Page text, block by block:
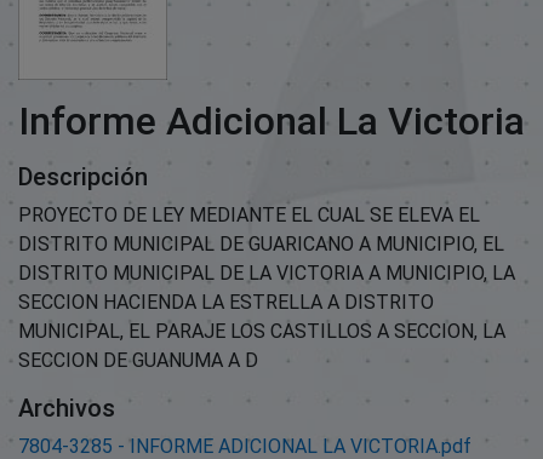
Informe Adicional La Victoria
Descripción
PROYECTO DE LEY MEDIANTE EL CUAL SE ELEVA EL
DISTRITO MUNICIPAL DE GUARICANO A MUNICIPIO, EL
DISTRITO MUNICIPAL DE LA VICTORIA A MUNICIPIO, LA
SECCION HACIENDA LA ESTRELLA A DISTRITO
MUNICIPAL, EL PARAJE LOS CASTILLOS A SECCION, LA
SECCION DE GUANUMA A D
Archivos
7804-3285 - INFORME ADICIONAL LA VICTORIA.pdf